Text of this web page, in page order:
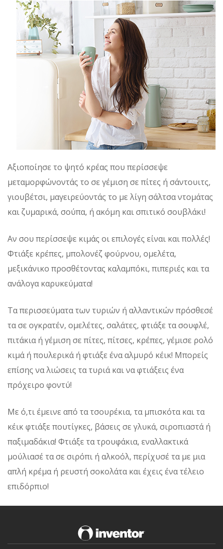
Αξιοποίησε το ψητό κρέας που περίσσεψε
μεταμορφώνοντάς το σε γέμιση σε πίτες ή σάντουιτς,
γιουβέτσι, μαγειρεύοντάς το με λίγη σάλτσα ντομάτας
και ζυμαρικά, σούπα, ή ακόμη και σπιτικό σουβλάκι!
Αν σου περίσσεψε κιμάς οι επιλογές είναι και πολλές!
Φτιάξε κρέπες, μπολονέζ φούρνου, ομελέτα,
μεξικάνικο προσθέτοντας καλαμπόκι, πιπεριές και τα
ανάλογα καρυκεύματα!
Τα περισσεύματα των τυριών ή αλλαντικών πρόσθεσέ
τα σε ογκρατέν, ομελέτες, σαλάτες, φτιάξε τα σουφλέ,
πιτάκια ή γέμιση σε πίτες, πίτσες, κρέπες, γέμισε ρολό
κιμά ή πουλερικά ή φτιάξε ένα αλμυρό κέικ! Μπορείς
επίσης να λιώσεις τα τυριά και να φτιάξεις ένα
πρόχειρο φοντύ!
Με ό,τι έμεινε από τα τσουρέκια, τα μπισκότα και τα
κέικ φτιάξε πουτίγκες, βάσεις σε γλυκά, σιροπιαστά ή
παξιμαδάκια! Φτιάξε τα τρουφάκια, εναλλακτικά
μούλιασέ τα σε σιρόπι ή αλκοόλ, περίχυσέ τα με μια
απλή κρέμα ή ρευστή σοκολάτα και έχεις ένα τέλειο
επιδόρπιο!